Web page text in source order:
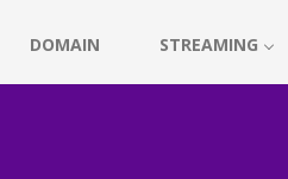
DOMAIN STREAMING